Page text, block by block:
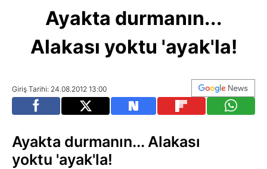
Ayakta durmanın...
Alakası yoktu 'ayak'la!
Giriş Tarihi: 24.08.2012 13:00
Ayakta durmanın... Alakası
yoktu 'ayak'la!